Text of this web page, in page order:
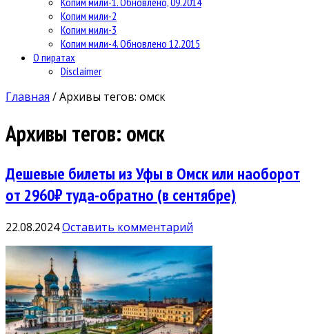
Копим мили-2
Копим мили-3
Копим мили-4. Обновлено 12.2015
О пиратах
Disclaimer
Главная /Архивы тегов: омск
Архивы тегов: омск
Дешевые билеты из Уфы в Омск или наоборот
от 2960₽ туда-обратно (в сентябре)
22.08.2024Оставить комментарий